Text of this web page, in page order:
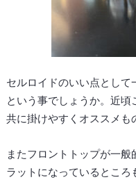
セルロイドのいい点として
という事でしょうか。近頃
共に掛けやすくオススメも
またフロントトップが一
ラットになっているとこ